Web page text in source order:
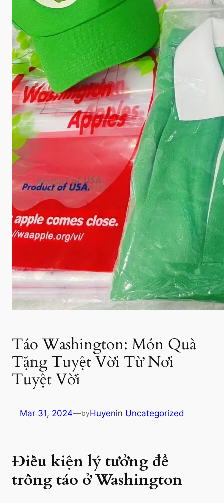
Táo Washington: Món Quà
Tặng Tuyệt Vời Từ Nơi
Tuyệt Vời
Mar 31, 2024—byHuyenin Uncategorized
Điều kiện lý tưởng để
trồng táo ở Washington